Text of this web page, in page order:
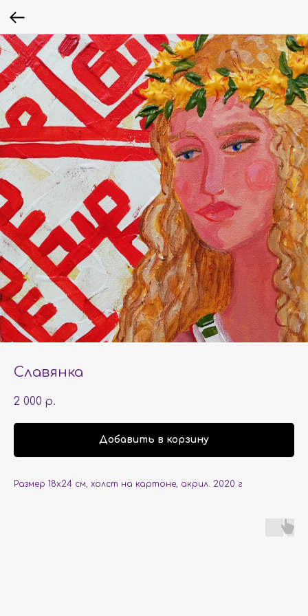
Славянка
2 000 р.
Добавить в корзину
Размер 18х24 см, холст на картоне, акрил. 2020 г